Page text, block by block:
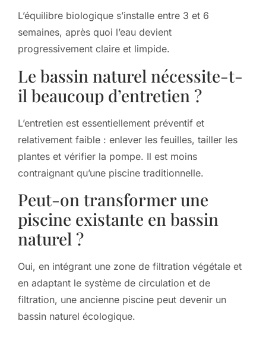
L’équilibre biologique s’installe entre 3 et 6
semaines, après quoi l’eau devient
progressivement claire et limpide.
Le bassin naturel nécessite-t-
il beaucoup d’entretien ?
L’entretien est essentiellement préventif et
relativement faible : enlever les feuilles, tailler les
plantes et vérifier la pompe. Il est moins
contraignant qu’une piscine traditionnelle.
Peut-on transformer une
piscine existante en bassin
naturel ?
Oui, en intégrant une zone de filtration végétale et
en adaptant le système de circulation et de
filtration, une ancienne piscine peut devenir un
bassin naturel écologique.